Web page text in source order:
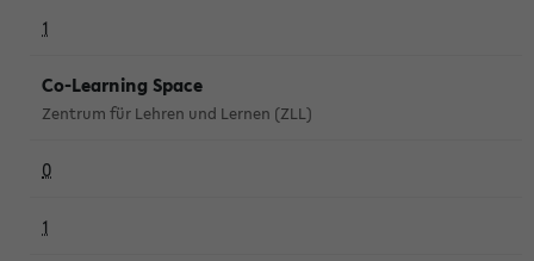
1
Co-Learning Space
Zentrum für Lehren und Lernen (ZLL)
0
1